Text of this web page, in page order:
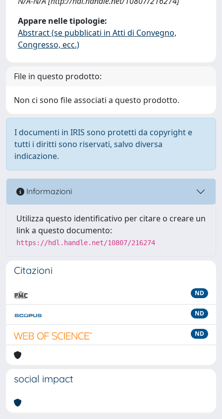
Appare nelle tipologie:
Abstract (se pubblicati in Atti di Convegno,
Congresso, ecc.)
File in questo prodotto:
Non ci sono file associati a questo prodotto.
I documenti in IRIS sono protetti da copyright e
tutti i diritti sono riservati, salvo diversa
indicazione.
Informazioni
Utilizza questo identificativo per citare o creare un
link a questo documento:
https://hdl.handle.net/10807/216274
Citazioni
ND
ND
ND
social impact